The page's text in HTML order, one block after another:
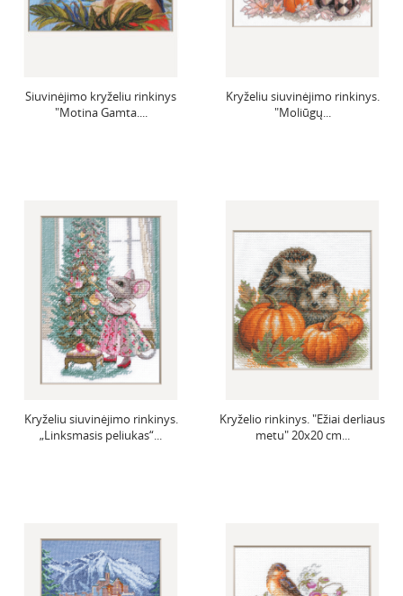
Siuvinėjimo kryželiu rinkinys
"Motina Gamta....
Kryželiu siuvinėjimo rinkinys.
"Moliūgų...
Kryželiu siuvinėjimo rinkinys.
„Linksmasis peliukas“...
Kryželio rinkinys. "Ežiai derliaus
metu" 20x20 cm...